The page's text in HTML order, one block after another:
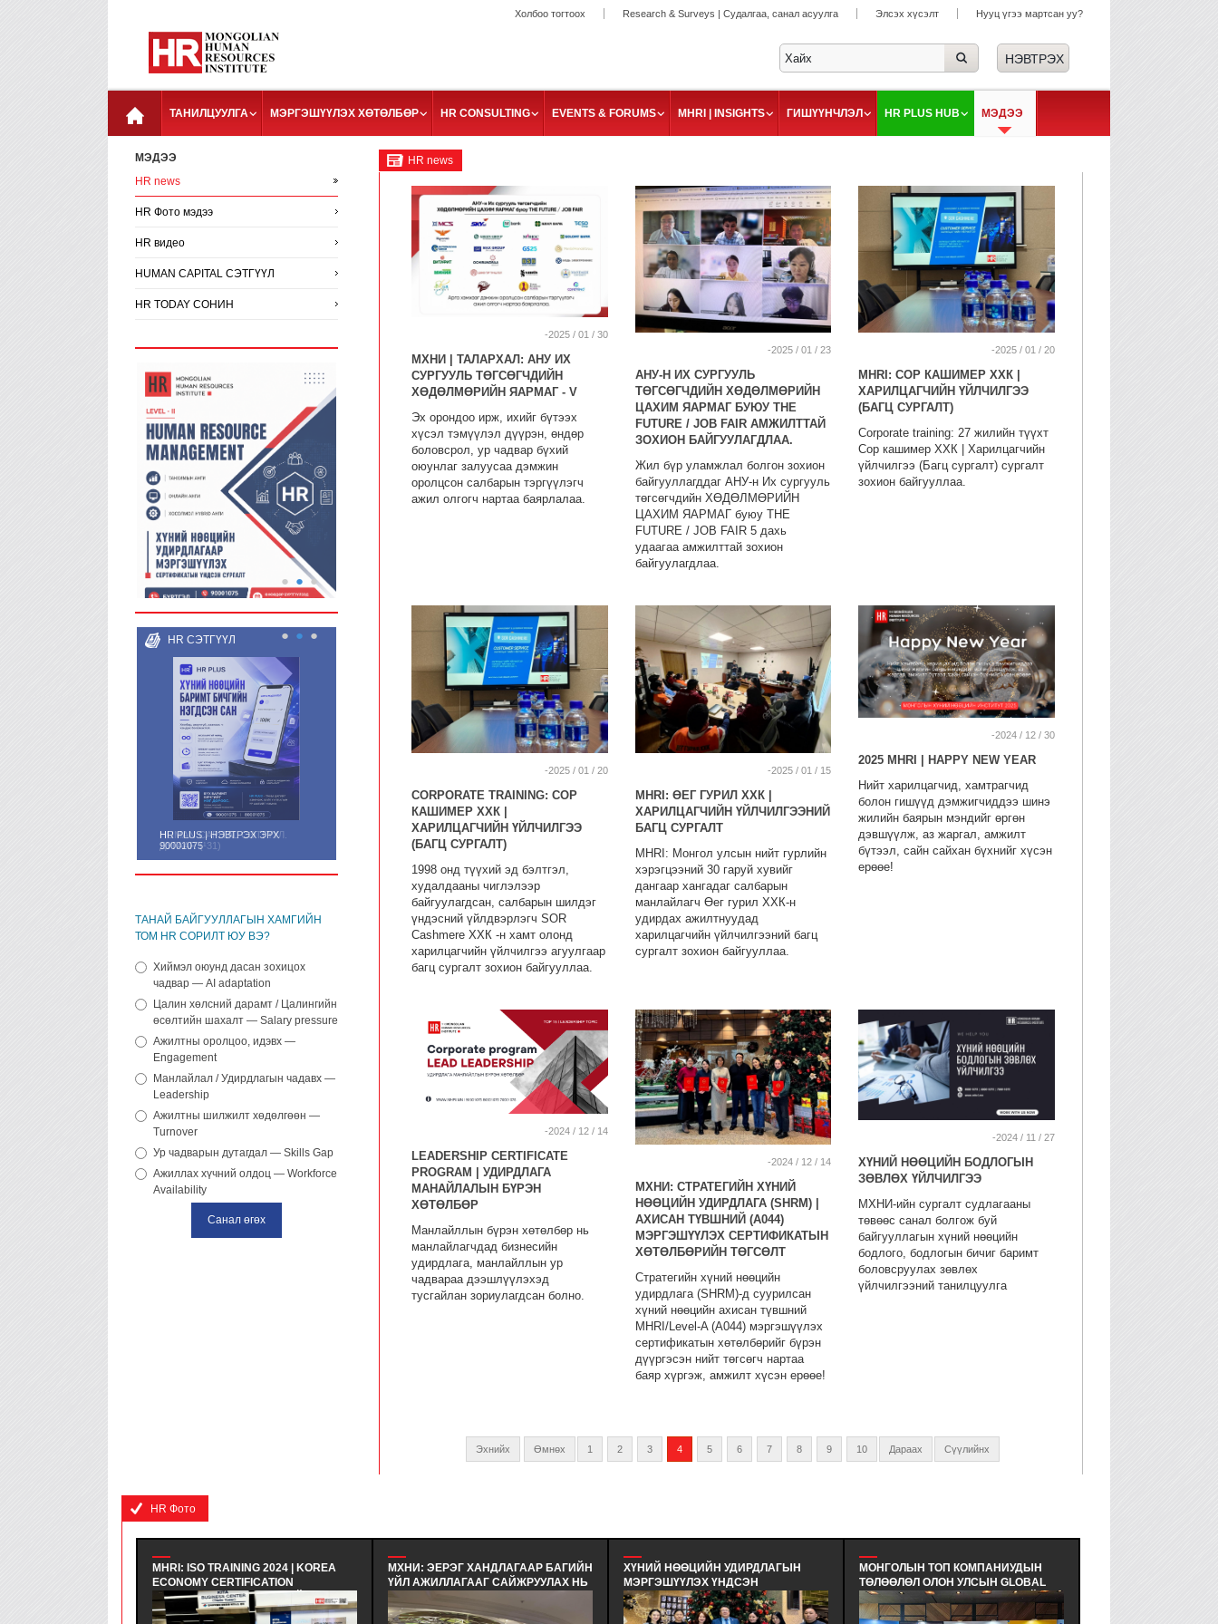
Холбоо тогтоох Research & Surveys | Судалгаа, санал асуулга Элсэх хүсэлт Нууц үгээ мартсан уу?
ТАНИЛЦУУЛГА МЭРГЭШҮҮЛЭХ ХӨТӨЛБӨР HR CONSULTING EVENTS & FORUMS MHRI | INSIGHTS ГИШҮҮНЧЛЭЛ HR PLUS HUB МЭДЭЭ
МЭДЭЭ
HR news
HR Фото мэдээ
HR видео
HUMAN CAPITAL СЭТГҮҮЛ
HR TODAY СОНИН
● ● ●
HR СЭТГҮҮЛ
HUMAN CAPITAL СЭТГҮҮЛ.
ДУГААР. (¹31)
● ● ●
ТАНАЙ БАЙГУУЛЛАГЫН ХАМГИЙН
ТОМ HR СОРИЛТ ЮУ ВЭ?
Хиймэл оюунд дасан зохицох
чадвар — AI adaptation
Цалин хөлсний дарамт / Цалингийн
өсөлтийн шахалт — Salary pressure
Ажилтны оролцоо, идэвх —
Engagement
Манлайлал / Удирдлагын чадавх —
Leadership
Ажилтны шилжилт хөдөлгөөн —
Turnover
Ур чадварын дутагдал — Skills Gap
Ажиллах хүчний олдоц — Workforce
Availability
HR news
-2025 / 01 / 30
МХНИ | ТАЛАРХАЛ: АНУ ИХ
СУРГУУЛЬ ТӨГСӨГЧДИЙН
ХӨДӨЛМӨРИЙН ЯАРМАГ - V
Эх орондоо ирж, ихийг бүтээх
хүсэл тэмүүлэл дүүрэн, өндөр
боловсрол, ур чадвар бүхий
оюунлаг залуусаа дэмжин
оролцсон салбарын тэргүүлэгч
ажил олгогч нартаа баярлалаа.
-2025 / 01 / 23
АНУ-Н ИХ СУРГУУЛЬ
ТӨГСӨГЧДИЙН ХӨДӨЛМӨРИЙН
ЦАХИМ ЯАРМАГ БУЮУ THE
FUTURE / JOB FAIR АМЖИЛТТАЙ
ЗОХИОН БАЙГУУЛАГДЛАА.
Жил бүр уламжлал болгон зохион
байгууллагддаг АНУ-н Их сургууль
төгсөгчдийн ХӨДӨЛМӨРИЙН
ЦАХИМ ЯАРМАГ буюу THE
FUTURE / JOB FAIR 5 дахь
удаагаа амжилттай зохион
байгуулагдлаа.
-2025 / 01 / 20
MHRI: СОР КАШИМЕР ХХК |
ХАРИЛЦАГЧИЙН ҮЙЛЧИЛГЭЭ
(БАГЦ СУРГАЛТ)
Corporate training: 27 жилийн түүхт
Сор кашимер ХХК | Харилцагчийн
үйлчилгээ (Багц сургалт) сургалт
зохион байгууллаа.
-2025 / 01 / 20
CORPORATE TRAINING: СОР
КАШИМЕР ХХК |
ХАРИЛЦАГЧИЙН ҮЙЛЧИЛГЭЭ
(БАГЦ СУРГАЛТ)
1998 онд түүхий эд бэлтгэл,
худалдааны чиглэлээр
байгуулагдсан, салбарын шилдэг
үндэсний үйлдвэрлэгч SOR
Cashmere ХХК -н хамт олонд
харилцагчийн үйлчилгээ агуулгаар
багц сургалт зохион байгууллаа.
-2025 / 01 / 15
MHRI: ӨЕГ ГУРИЛ ХХК |
ХАРИЛЦАГЧИЙН ҮЙЛЧИЛГЭЭНИЙ
БАГЦ СУРГАЛТ
MHRI: Монгол улсын нийт гурлийн
хэрэгцээний 30 гаруй хувийг
дангаар хангадаг салбарын
манлайлагч Өег гурил ХХК-н
удирдах ажилтнуудад
харилцагчийн үйлчилгээний багц
сургалт зохион байгууллаа.
-2024 / 12 / 30
2025 MHRI | HAPPY NEW YEAR
Нийт харилцагчид, хамтрагчид
болон гишүүд дэмжигчиддээ шинэ
жилийн баярын мэндийг өргөн
дэвшүүлж, аз жаргал, амжилт
бүтээл, сайн сайхан бүхнийг хүсэн
ерөөе!
-2024 / 12 / 14
LEADERSHIP CERTIFICATE
PROGRAM | УДИРДЛАГА
МАНАЙЛАЛЫН БҮРЭН
ХӨТӨЛБӨР
Манлайллын бүрэн хөтөлбөр нь
манлайлагчдад бизнесийн
удирдлага, манлайллын ур
чадвараа дээшлүүлэхэд
тусгайлан зориулагдсан болно.
-2024 / 12 / 14
МХНИ: СТРАТЕГИЙН ХҮНИЙ
НӨӨЦИЙН УДИРДЛАГА (SHRM) |
АХИСАН ТҮВШНИЙ (A044)
МЭРГЭШҮҮЛЭХ СЕРТИФИКАТЫН
ХӨТӨЛБӨРИЙН ТӨГСӨЛТ
Стратегийн хүний нөөцийн
удирдлага (SHRM)-д суурилсан
хүний нөөцийн ахисан түвшний
MHRI/Level-A (A044) мэргэшүүлэх
сертификатын хөтөлбөрийг бүрэн
дүүргэсэн нийт төгсөгч нартаа
баяр хүргэж, амжилт хүсэн ерөөе!
-2024 / 11 / 27
ХҮНИЙ НӨӨЦИЙН БОДЛОГЫН
ЗӨВЛӨХ ҮЙЛЧИЛГЭЭ
МХНИ-ийн сургалт судлагааны
төвөөс санал болгож буй
байгууллагын хүний нөөцийн
бодлого, бодлогын бичиг баримт
боловсруулах зөвлөх
үйлчилгээний танилцуулга
Эхнийх Өмнөх 1 2 3 4 5 6 7 8 9 10 Дараах Сүүлийнх
HR Фото
MHRI: ISO TRAINING 2024 | KOREA
ECONOMY CERTIFICATION
REGISTRAR - БНСУ-Н ЭДИЙН
ЗАСГИЙН ГЭРЧИЛГЭЭЖҮҮЛЭХ
МХНИ: ЭЕРЭГ ХАНДЛАГААР БАГИЙН
ҮЙЛ АЖИЛЛАГААГ САЙЖРУУЛАХ НЬ
СУРГАЛТ - ЭЕРЭГ ХАНДЛАГААР
ХҮНИЙ НӨӨЦИЙН УДИРДЛАГЫН
МЭРГЭШҮҮЛЭХ ҮНДСЭН
СУРГАЛТЫН СУРАЛЦАГЧИД
ХӨТӨЛБӨРИЙН ТӨГСӨЛТ БОЛЛОО. -
МОНГОЛЫН ТОП КОМПАНИУДЫН
ТӨЛӨӨЛӨЛ ОЛОН УЛСЫН GLOBAL
HR FORUM (GHRF)-Д АМЖИЛТАЙ
ОРОЛЦЛОО. - МОНГОЛЫН ХҮНИЙ